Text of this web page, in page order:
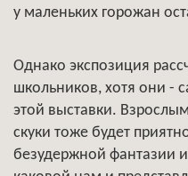
у маленьких горожан
Однако экспозиция
школьников, хотя они -
этой выставки.
скуки тоже будет
безудержной фантазии